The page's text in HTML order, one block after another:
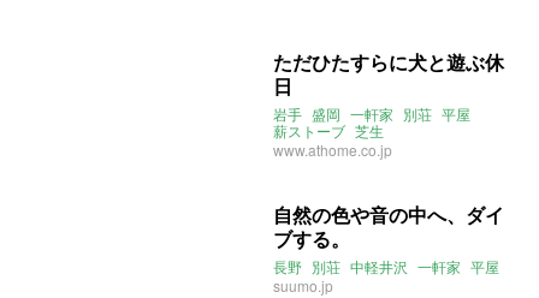
ただひたすらに犬と遊ぶ休
日
岩手 盛岡 一軒家 別荘 平屋
薪ストーブ 芝生
www.athome.co.jp
自然の色や音の中へ、ダイ
ブする。
長野 別荘 中軽井沢 一軒家 平屋
suumo.jp